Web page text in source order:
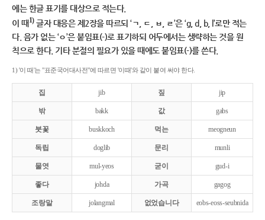
에는 한글 표기를 대상으로 적는다.
이 때1)글자 대응은 제2장을 따르되 ‘ㄱ, ㄷ, ㅂ, ㄹ’은 ‘g, d, b, l’로만 적는
다. 음가 없는 ‘ㅇ’은 붙임표(-)로 표기하되 어두에서는 생략하는 것을 원
칙으로 한다. 기타 분절의 필요가 있을 때에도 붙임표(-)를 쓴다.
1) '이 때'는 "표준국어대사전"에 따르면 '이때'와 같이 붙여 써야 한다.
집 jib 짚 jip
밖 bakk 값 gabs
붓꽃 buskkoch 먹는 meogneun
독립 doglib 문리 munli
물엿 mul-yeos 굳이 gud-i
좋다 johda 가곡 gagog
조랑말 jolangmal 없었습니다 eobs-eoss-seubnida